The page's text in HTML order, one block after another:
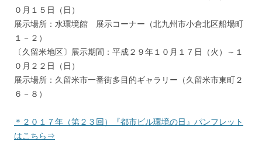
０月１５日（日）
展示場所：水環境館 展示コーナー（北九州市小倉北区船場町
１－２）
〔久留米地区〕展示期間：平成２９年１０月１７日（火）～１
０月２２日（日）
展示場所：久留米市一番街多目的ギャラリー（久留米市東町２
６－８）
＊２０１７年（第２３回）『都市ビル環境の日』パンフレット
はこちら⇒